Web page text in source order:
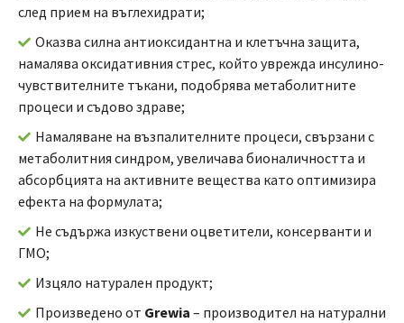
след прием на въглехидрати;
Оказва силна антиоксидантна и клетъчна защита,
намалява оксидативния стрес, който уврежда инсулино-
чувствителните тъкани, подобрява метаболитните
процеси и съдово здраве;
Намаляване на възпалителните процеси, свързани с
метаболитния синдром, увеличава бионаличността и
абсорбцията на активните вещества като оптимизира
ефекта на формулата;
Не съдържа изкуствени оцветители, консерванти и
ГМО;
Изцяло натурален продукт;
Произведено от Grewia – производител на натурални